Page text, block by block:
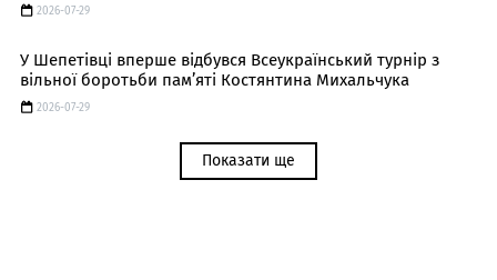
2026-07-29
У Шепетівці вперше відбувся Всеукраїнський турнір з
вільної боротьби пам’яті Костянтина Михальчука
2026-07-29
Показати ще